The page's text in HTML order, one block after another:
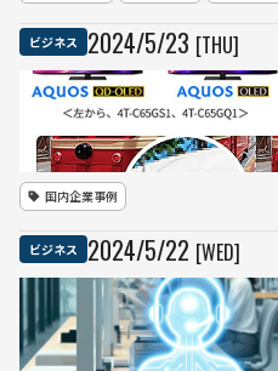
ビジネス 2024/5/23 [THU]
国内企業事例
ビジネス 2024/5/22 [WED]